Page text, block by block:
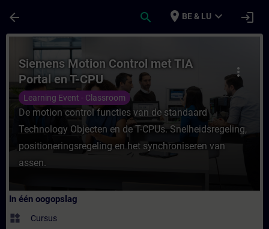
arrow_back search place BE & LU expand_more login
Cursus - Siemens Motion Control met
more_vert
Siemens Motion Control met TIA
Portal en T-CPU
Learning Event - Classroom
De motion control functies van de standaard
Technology Objecten en de T-CPUs. Snelheidsregeling,
positioneringsregeling en het synchroniseren van
assen.
In één oogopslag
widgets Cursus